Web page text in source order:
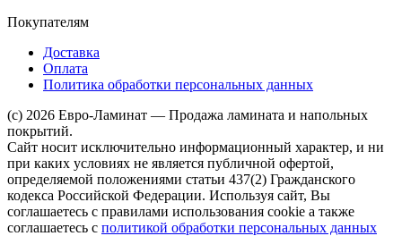
Покупателям
Доставка
Оплата
Политика обработки персональных данных
(c) 2026 Евро-Ламинат — Продажа ламината и напольных
покрытий.
Сайт носит исключительно информационный характер, и ни
при каких условиях не является публичной офертой,
определяемой положениями статьи 437(2) Гражданского
кодекса Российской Федерации. Используя сайт, Вы
соглашаетесь с правилами использования cookie а также
соглашаетесь с политикой обработки персональных данных